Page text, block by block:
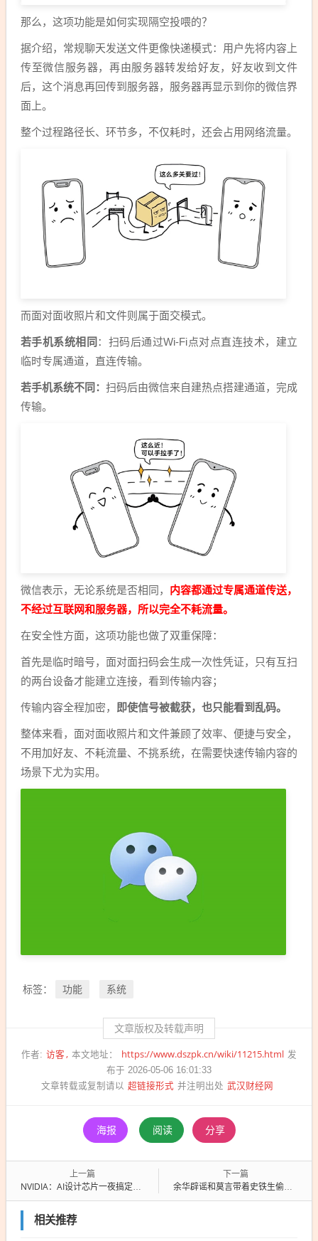
那么，这项功能是如何实现隔空投喂的？
据介绍，常规聊天发送文件更像快递模式：用户先将内容上
传至微信服务器，再由服务器转发给好友，好友收到文件
后，这个消息再回传到服务器，服务器再显示到你的微信界
面上。
整个过程路径长、环节多，不仅耗时，还会占用网络流量。
而面对面收照片和文件则属于面交模式。
若手机系统相同 ：扫码后通过Wi-Fi点对点直连技术，建立
临时专属通道，直连传输。
若手机系统不同： 扫码后由微信来自建热点搭建通道，完成
传输。
微信表示，无论系统是否相同， 内容都通过专属通道传送，
不经过互联网和服务器，所以完全不耗流量。
在安全性方面，这项功能也做了双重保障：
首先是临时暗号，面对面扫码会生成一次性凭证，只有互扫
的两台设备才能建立连接，看到传输内容；
传输内容全程加密， 即使信号被截获，也只能看到乱码。
整体来看，面对面收照片和文件兼顾了效率、便捷与安全，
不用加好友、不耗流量、不挑系统，在需要快速传输内容的
场景下尤为实用。
标签： 功能 系统
文章版权及转载声明
作者: 访客 本文地址： https://www.dszpk.cn/wiki/11215.html 发
布于 2026-05-06 16:01:33
文章转载或复制请以 超链接形式 并注明出处 武汉财经网
海报 阅读 分享
上一篇
NVIDIA：AI设计芯片一夜搞定！原本要8个人干10个月
下一篇
余华辟谣和莫言带着史铁生偷瓜：他是负担 我们没那么蠢
相关推荐